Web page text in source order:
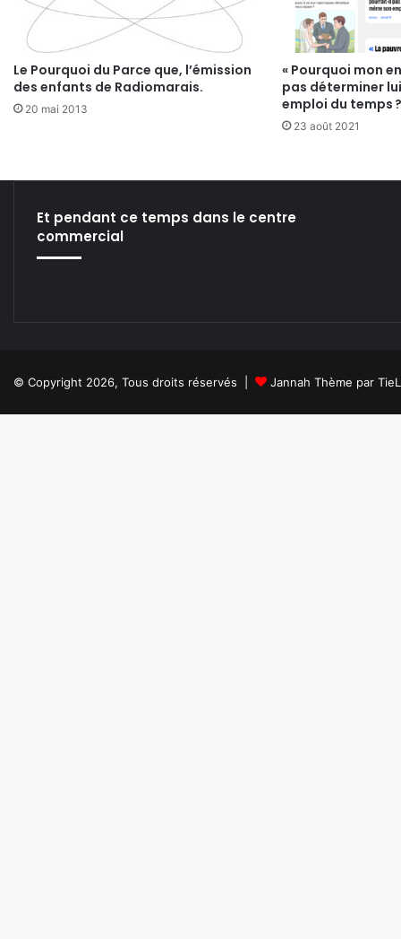
Le Pourquoi du Parce que, l’émission
des enfants de Radiomarais.
20 mai 2013
« Pourquoi mon
pas déterminer
emploi du temps
23 août 2021
Et pendant ce temps dans le centre
commercial
© Copyright 2026, Tous droits réservés | Jannah Thème par